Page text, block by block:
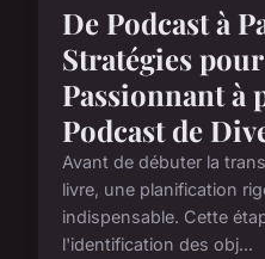
De Podcast à
Stratégies
Passionnant à
Podcast de
Avant de débuter la
livre, une planification
indispensable. Cette
l'identification des obj...